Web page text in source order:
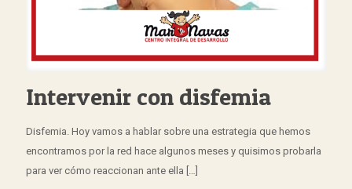
Intervenir con disfemia
Disfemia. Hoy vamos a hablar sobre una estrategia que hemos
encontramos por la red hace algunos meses y quisimos probarla
para ver cómo reaccionan ante ella […]